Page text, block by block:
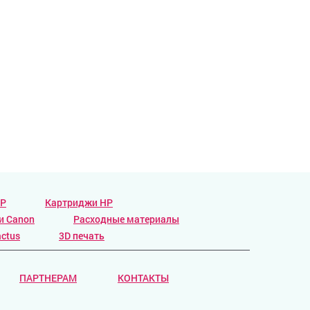
Картриджи HP
Canon
Расходные материалы
3D печать
ПАРТНЕРАМ КОНТАКТЫ